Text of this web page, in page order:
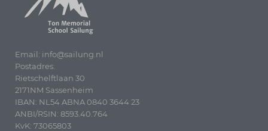
Email: info@sailung.nl
Postadres:
Rietschelftlaan 30
2171NM Sassenheim
IBAN: NL54 ABNA 0840 3644 23
ANBI/RSIN: 8593.40.764
KvK: 73065803